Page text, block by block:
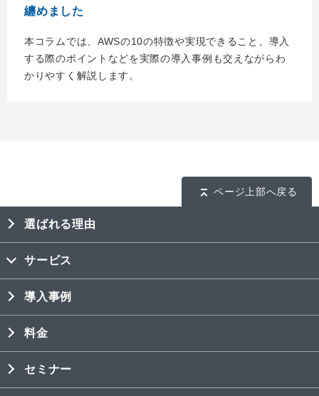
纏めました
本コラムでは、AWSの10の特徴や実現できること、導入
する際のポイントなどを実際の導入事例も交えながらわ
かりやすく解説します。
ページ上部へ戻る
選ばれる理由
サービス
導入事例
料金
セミナー